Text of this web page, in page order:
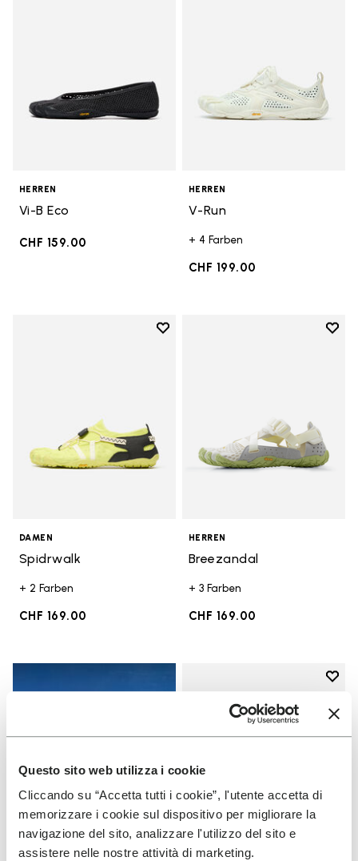
Questo sito web utilizza i cookie
Cliccando su “Accetta tutti i cookie”, l'utente accetta di
memorizzare i cookie sul dispositivo per migliorare la
navigazione del sito, analizzare l'utilizzo del sito e
assistere nelle nostre attività di marketing.
HERREN
Vi-B Eco
CHF 159.00
HERREN
V-Run
+ 4 Farben
CHF 199.00
Add to wishlist
DAMEN
Spidrwalk
+ 2 Farben
CHF 169.00
Add
HERREN
Breezandal
+ 3 Farben
CHF 169.00
Add